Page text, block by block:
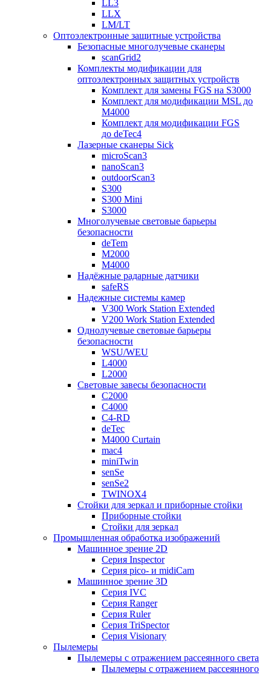
LL3
LLX
LM/LT
Оптоэлектронные защитные устройства
Безопасные многолучевые сканеры
scanGrid2
Комплекты модификации для
оптоэлектронных защитных устройств
Комплект для замены FGS на S3000
Комплект для модификации MSL до
M4000
Комплект для модификации FGS
до deTec4
Лазерные сканеры Sick
microScan3
nanoScan3
outdoorScan3
S300
S300 Mini
S3000
Многолучевые световые барьеры
безопасности
deTem
M2000
M4000
Надёжные радарные датчики
safeRS
Надежные системы камер
V300 Work Station Extended
V200 Work Station Extended
Однолучевые световые барьеры
безопасности
WSU/WEU
L4000
L2000
Световые завесы безопасности
C2000
C4000
C4-RD
deTec
M4000 Curtain
mac4
miniTwin
senSe
senSe2
TWINOX4
Стойки для зеркал и приборные стойки
Приборные стойки
Стойки для зеркал
Промышленная обработка изображений
Машинное зрение 2D
Серия Inspector
Серия pico- и midiCam
Машинное зрение 3D
Серия IVC
Серия Ranger
Серия Ruler
Серия TriSpector
Серия Visionary
Пылемеры
Пылемеры с отражением рассеянного света
Пылемеры с отражением рассеянного